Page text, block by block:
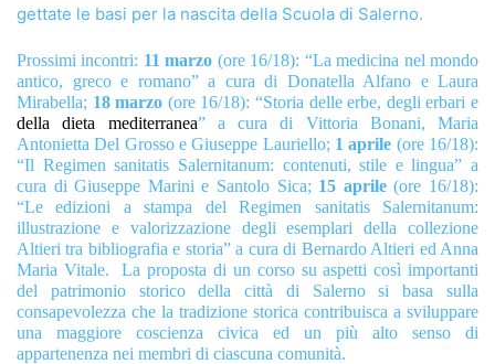
gettate le basi per la nascita della Scuola di Salerno.
Prossimi incontri: 11 marzo (ore 16/18): “La medicina nel mondo
antico, greco e romano” a cura di Donatella Alfano e Laura
Mirabella; 18 marzo (ore 16/18): “Storia delle erbe, degli erbari e
della dieta mediterranea” a cura di Vittoria Bonani, Maria
Antonietta Del Grosso e Giuseppe Lauriello; 1 aprile (ore 16/18):
“Il Regimen sanitatis Salernitanum: contenuti, stile e lingua” a
cura di Giuseppe Marini e Santolo Sica; 15 aprile(ore 16/18):
“Le edizioni a stampa del Regimen sanitatis Salernitanum:
illustrazione e valorizzazione degli esemplari della collezione
Altieri tra bibliografia e storia” a cura di Bernardo Altieri ed Anna
Maria Vitale.
La proposta di un corso su aspetti così importanti
del patrimonio storico della città di Salerno si basa sulla
consapevolezza che la tradizione storica contribuisca a sviluppare
una maggiore coscienza civica ed un più alto senso di
appartenenza nei membri di ciascuna comunità.